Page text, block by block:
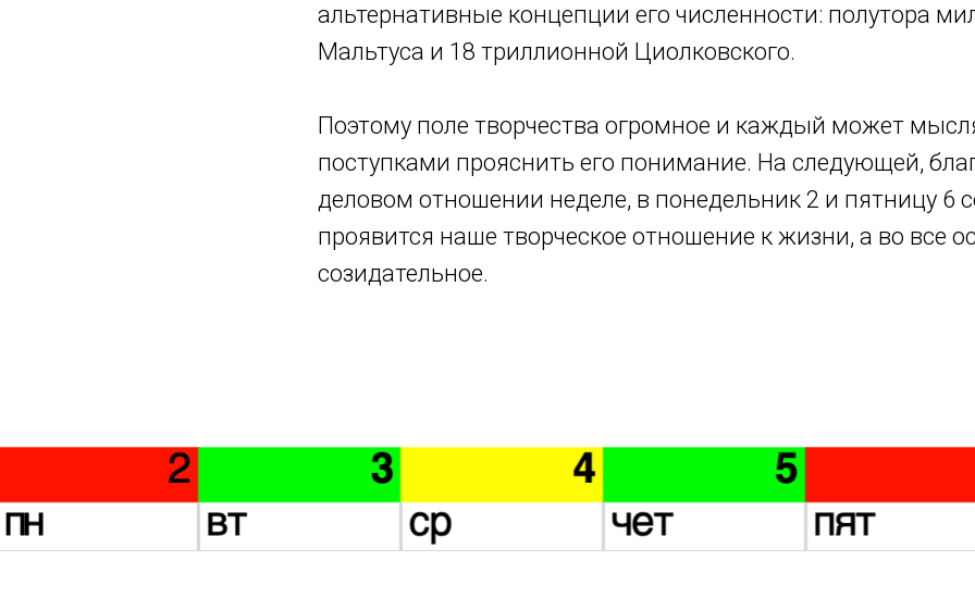
альтернативные концепции его численности: полутора
Мальтуса и 18 триллионной Циолковского.
Поэтому поле творчества огромное и каждый может
поступками прояснить его понимание. На следующей,
деловом отношении неделе, в понедельник 2 и пятницу 6
проявится наше творческое отношение к жизни, а во все
созидательное.